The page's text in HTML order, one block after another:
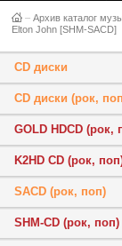
– Архив каталог
Elton John [SHM-SACD]
CD диски
CD диски (рок,
GOLD HDCD (рок,
K2HD CD (рок,
SACD (рок, поп)
SHM-CD (рок, поп)